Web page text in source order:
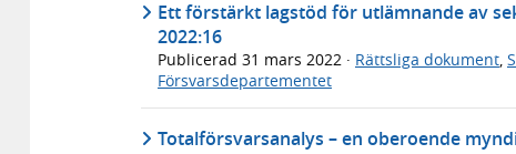
Ett förstärkt lagstöd för utlämnande av
2022:16
Publicerad 31 mars 2022 · Rättsliga dokument,
Försvarsdepartementet
Totalförsvarsanalys – en oberoende